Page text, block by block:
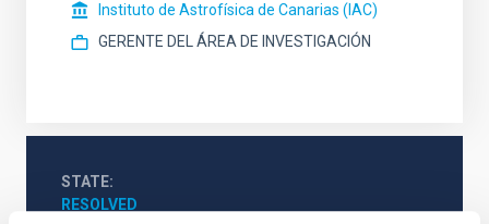
Instituto de Astrofísica de Canarias (IAC)
GERENTE DEL ÁREA DE INVESTIGACIÓN
STATE
RESOLVED